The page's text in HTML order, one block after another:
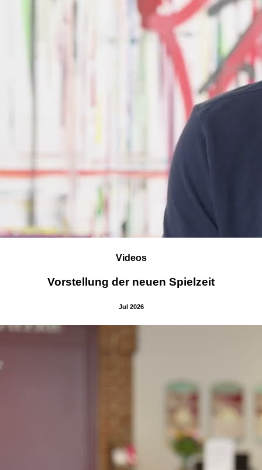
Videos
Vorstellung der neuen Spielzeit
Jul 2026